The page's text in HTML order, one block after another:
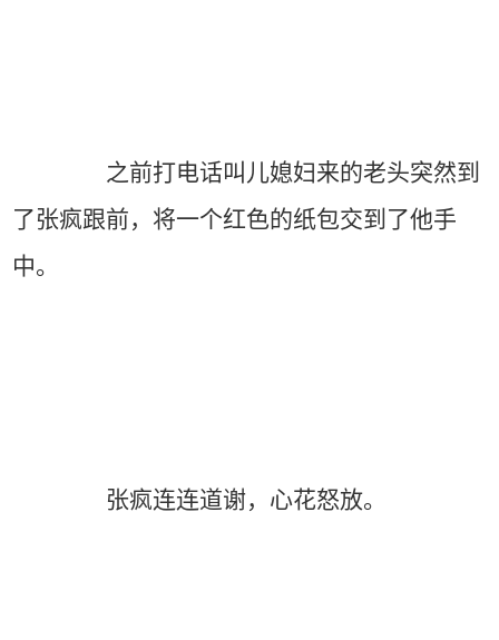
之前打电话叫儿媳妇来的老头突然到
了张疯跟前，将一个红色的纸包交到了他手
中。
张疯连连道谢，心花怒放。